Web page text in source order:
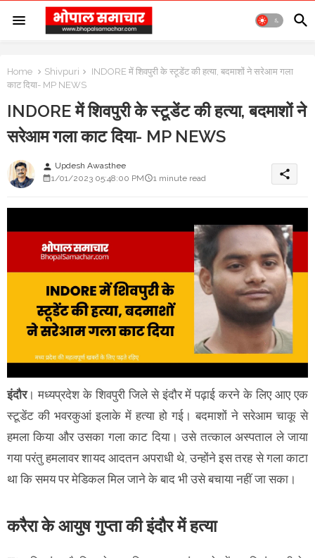
Home Shivpuri
INDORE में शिवपुरी के स्टूडेंट की हत्या, बदमाशों ने सरेआम गला
काट दिया- MP NEWS
INDORE में शिवपुरी के स्टूडेंट की हत्या, बदमाशों ने
सरेआम गला काट दिया- MP NEWS
person Updesh Awasthee
1/01/2023 05:48:00 PM
1 minute read share
इंदौर। मध्यप्रदेश के शिवपुरी जिले से इंदौर में पढ़ाई करने के लिए आए एक
स्टूडेंट की भवरकुआं इलाके में हत्या हो गई। बदमाशों ने सरेआम चाकू से
हमला किया और उसका गला काट दिया। उसे तत्काल अस्पताल ले जाया
गया परंतु हमलावर शायद आदतन अपराधी थे, उन्होंने इस तरह से गला काटा
था कि समय पर मेडिकल मिल जाने के बाद भी उसे बचाया नहीं जा सका।
करैरा के आयुष गुप्ता की इंदौर में हत्या